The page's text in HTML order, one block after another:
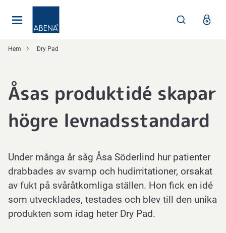
Hem Dry Pad
Åsas produktidé skapar
högre levnadsstandard
Under många år såg Åsa Söderlind hur patienter
drabbades av svamp och hudirritationer, orsakat
av fukt på svåråtkomliga ställen. Hon fick en idé
som utvecklades, testades och blev till den unika
produkten som idag heter Dry Pad.